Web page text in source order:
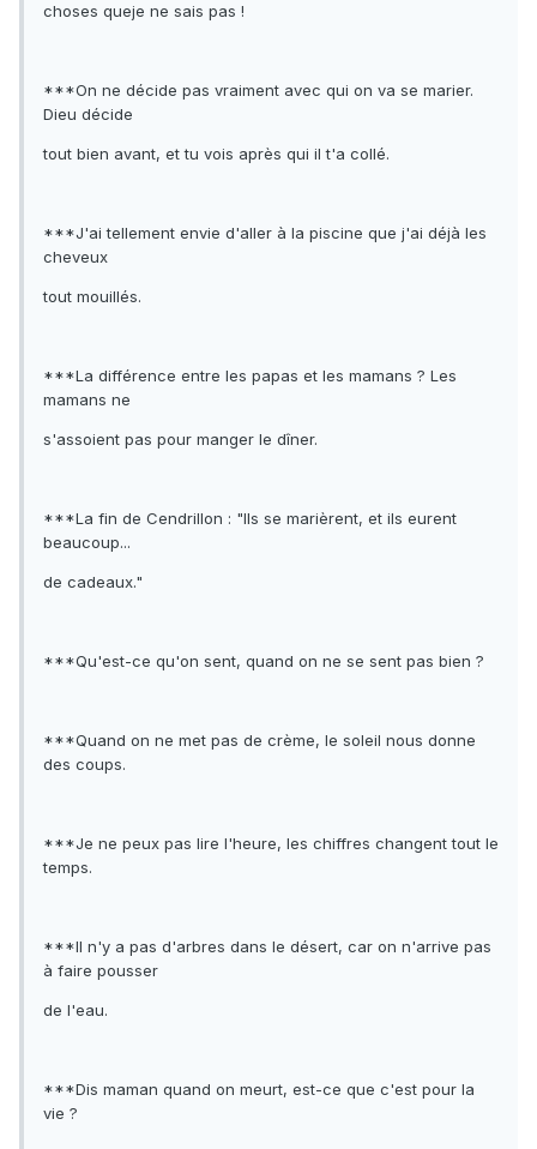
choses queje ne sais pas !
***On ne décide pas vraiment avec qui on va se marier.
Dieu décide
tout bien avant, et tu vois après qui il t'a collé.
***J'ai tellement envie d'aller à la piscine que j'ai déjà les
cheveux
tout mouillés.
***La différence entre les papas et les mamans ? Les
mamans ne
s'assoient pas pour manger le dîner.
***La fin de Cendrillon : "Ils se marièrent, et ils eurent
beaucoup...
de cadeaux."
***Qu'est-ce qu'on sent, quand on ne se sent pas bien ?
***Quand on ne met pas de crème, le soleil nous donne
des coups.
***Je ne peux pas lire l'heure, les chiffres changent tout le
temps.
***Il n'y a pas d'arbres dans le désert, car on n'arrive pas
à faire pousser
de l'eau.
***Dis maman quand on meurt, est-ce que c'est pour la
vie ?